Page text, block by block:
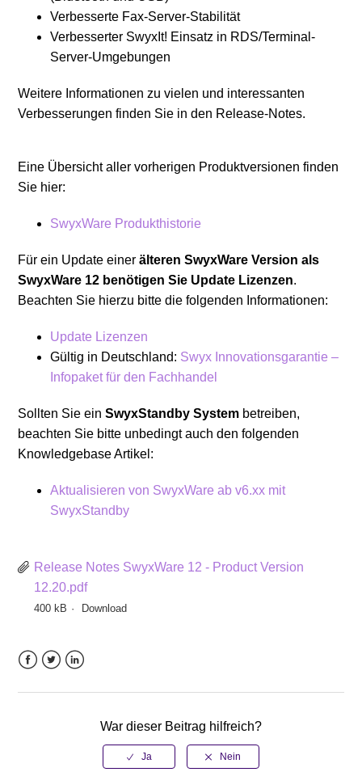
Verbesserte Fax-Server-Stabilität
Verbesserter SwyxIt! Einsatz in RDS/Terminal-
Server-Umgebungen
Weitere Informationen zu vielen und interessanten
Verbesserungen finden Sie in den Release-Notes.
Eine Übersicht aller vorherigen Produktversionen finden
Sie hier:
SwyxWare Produkthistorie
Für ein Update einerälteren SwyxWare Version als
SwyxWare 12 benötigen Sie Update Lizenzen.
Beachten Sie hierzu bitte die folgenden Informationen:
Update Lizenzen
Gültig in Deutschland: Swyx Innovationsgarantie –
Infopaket für den Fachhandel
Sollten Sie einSwyxStandby System betreiben,
beachten Sie bitte unbedingt auch den folgenden
Knowledgebase Artikel:
Aktualisieren von SwyxWare ab v6.xx mit
SwyxStandby
Release Notes SwyxWare 12 - Product Version
12.20.pdf
400 kB Download
War dieser Beitrag hilfreich?